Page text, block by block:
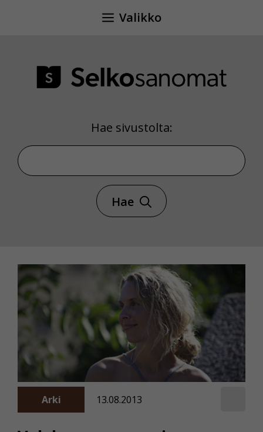
Valikko
Hae sivustolta:
Hae sivustolta
Hae
Arki 13.08.2013